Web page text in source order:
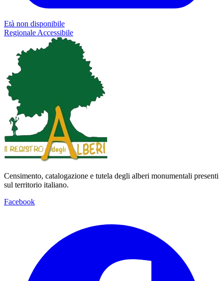
Età non disponibile
Regionale Accessibile
Censimento, catalogazione e tutela degli alberi monumentali presenti
sul territorio italiano.
Facebook